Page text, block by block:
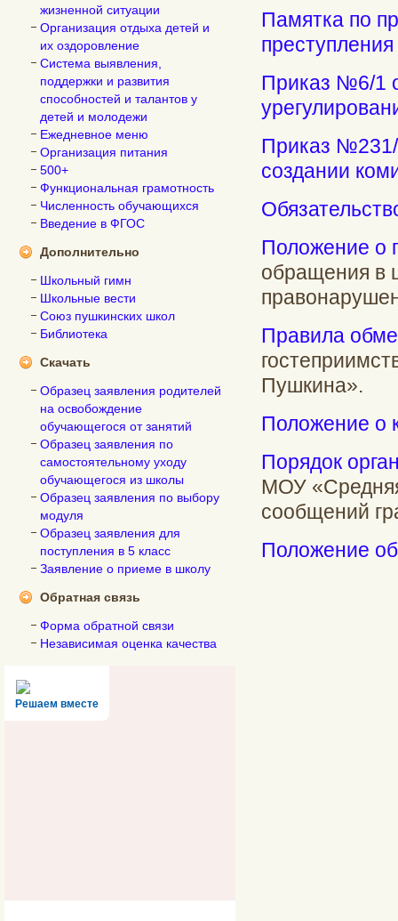
жизненной ситуации
Организация отдыха детей и
их оздоровление
Система выявления,
поддержки и развития
способностей и талантов у
детей и молодежи
Ежедневное меню
Организация питания
500+
Функциональная грамотность
Численность обучающихся
Введение в ФГОС
Дополнительно
Школьный гимн
Школьные вести
Союз пушкинских школ
Библиотека
Скачать
Образец заявления родителей
на освобождение
обучающегося от занятий
Образец заявления по
самостоятельному уходу
обучающегося из школы
Образец заявления по выбору
модуля
Образец заявления для
поступления в 5 класс
Заявление о приеме в школу
Обратная связь
Форма обратной связи
Независимая оценка качества
Решаем вместе
Памятка по
Приказ №6/1
Приказ №231/
создании
Положение о
обращения в
Правила
Пушкина».
Положение о
Порядок
МОУ
сообщений
Положение